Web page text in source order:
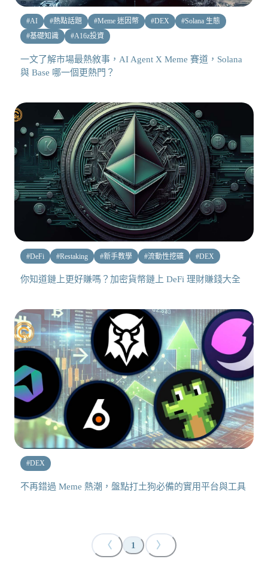
#AI #熱點話題 #Meme 迷因幣 #DEX #Solana 生態
#基礎知識 #A16z投資
一文了解市場最熱敘事，AI Agent X Meme 賽道，Solana
與 Base 哪一個更熱門？
#DeFi #Restaking #新手教學 #流動性挖礦 #DEX
你知道鏈上更好賺嗎？加密貨幣鏈上 DeFi 理財賺錢大全
#DEX
不再錯過 Meme 熱潮，盤點打土狗必備的實用平台與工具
〈 1 〉